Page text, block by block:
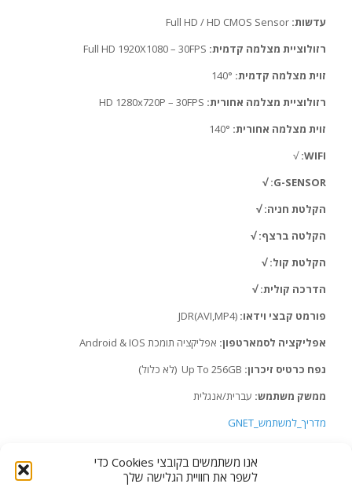
אנו משתמשים בקובצי Cookies כדי
לשפר את חוויית הגלישה שלך
עדשות: Full HD / HD CMOS Sensor
רזולוציית מצלמה קדמית: Full HD 1920X1080 – 30FPS
זוית מצלמה קדמית: 140°
רזולוציית מצלמה אחורית: HD 1280x720P – 30FPS
זוית מצלמה אחורית: 140°
WIFI:
√
G-SENSOR: √
הקלטת חניה: √
הקלטה ברצף: √
הקלטת קול: √
הדרכה קולית: √
פורמט קבצי וידאו: (JDR(AVI,MP4
אפליקציה לסמארטפון: אפליקציה תומכת Android & IOS
נפח כרטיס זיכרון: Up To 256GB (לא כלול)
ממשק משתמש: עברית/אנגלית
מדריך_למשתמש_GNET
מצלמת דרך עם WiFi ,מצלמת רכב 2K